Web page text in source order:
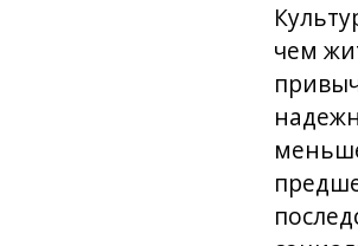
чем